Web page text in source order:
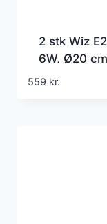
2 stk Wiz
6W, Ø20 cm
559 kr.